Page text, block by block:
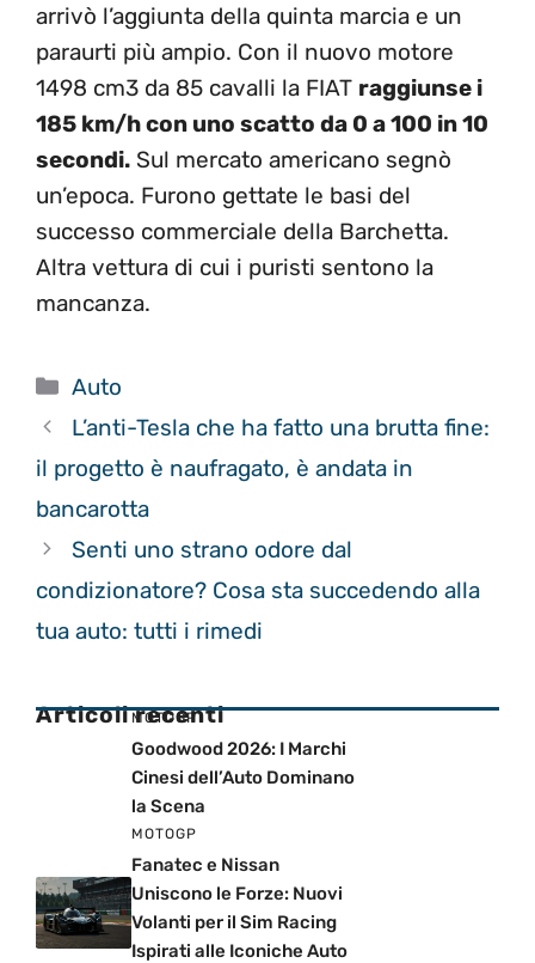
arrivò l’aggiunta della quinta marcia e un
paraurti più ampio. Con il nuovo motore
1498 cm3 da 85 cavalli la FIAT raggiunse i
185 km/h con uno scatto da 0 a 100 in 10
secondi. Sul mercato americano segnò
un’epoca. Furono gettate le basi del
successo commerciale della Barchetta.
Altra vettura di cui i puristi sentono la
mancanza.
Categorie
Auto
L’anti-Tesla che ha fatto una brutta fine:
il progetto è naufragato, è andata in
bancarotta
Senti uno strano odore dal
condizionatore? Cosa sta succedendo alla
tua auto: tutti i rimedi
Articoli recenti
MOTOGP
Goodwood 2026: I Marchi
Cinesi dell’Auto Dominano
la Scena
MOTOGP
Fanatec e Nissan
Uniscono le Forze: Nuovi
Volanti per il Sim Racing
Ispirati alle Iconiche Auto